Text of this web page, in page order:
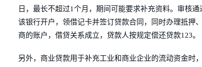
日，最长不超过1个月，期间可能要求补充资料。审核
该银行开户，领借记卡并签订贷款合同，同时办理抵押
商的账户，借贷关系成立，贷款人按规定偿还贷款123。
另外，商业贷款用于补充工业和商业企业的流动资金时